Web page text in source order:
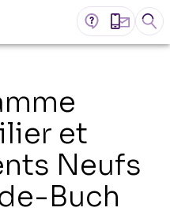
et
Neufs
Buch